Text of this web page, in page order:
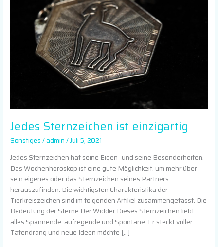
Jedes Sternzeichen ist einzigartig
Sonstiges/admin/Juli 5, 2021
Jedes Sternzeichen hat seine Eigen- und seine Besonderheiten.
Das Wochenhoroskop ist eine gute Möglichkeit, um mehr über
sein eigenes oder das Sternzeichen seines Partners
herauszufinden. Die wichtigsten Charakteristika der
Tierkreiszeichen sind im folgenden Artikel zusammengefasst. Die
Bedeutung der Sterne Der Widder Dieses Sternzeichen liebt
alles Spannende, aufregende und Spontane. Er steckt voller
Tatendrang und neue Ideen möchte […]